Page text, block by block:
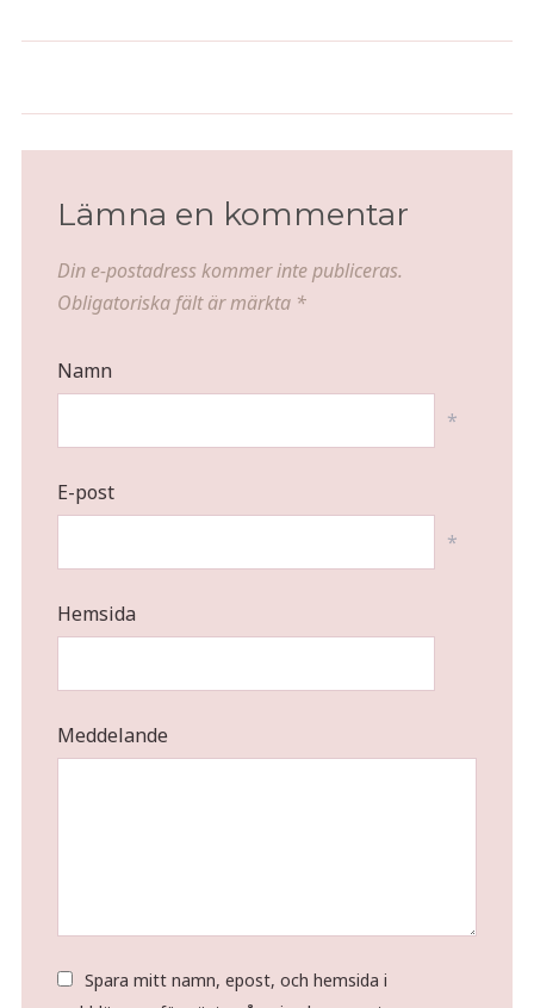
löjrom
Lämna en kommentar
Din e-postadress kommer inte publiceras.
Obligatoriska fält är märkta *
Namn
*
E-post
*
Hemsida
Meddelande
Spara mitt namn, epost, och hemsida i